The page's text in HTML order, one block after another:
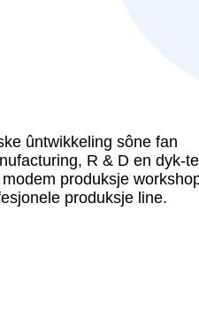
ûntwikkeling sône fan
R & D en dyk-
produksje
produksje line.